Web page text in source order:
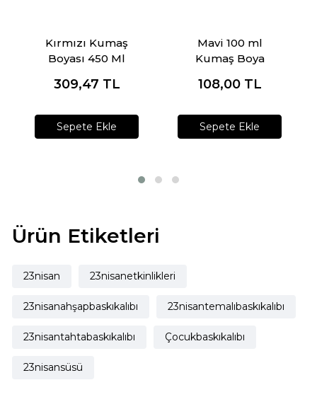
Kırmızı Kumaş
Boyası 450 Ml
309,47 TL
Sepete Ekle
Mavi 100 ml
Kumaş Boya
108,00 TL
Sepete Ekle
Ürün Etiketleri
23nisan 23nisanetkinlikleri
23nisanahşapbaskıkalıbı 23nisantemalıbaskıkalıbı
23nisantahtabaskıkalıbı Çocukbaskıkalıbı
23nisansüsü